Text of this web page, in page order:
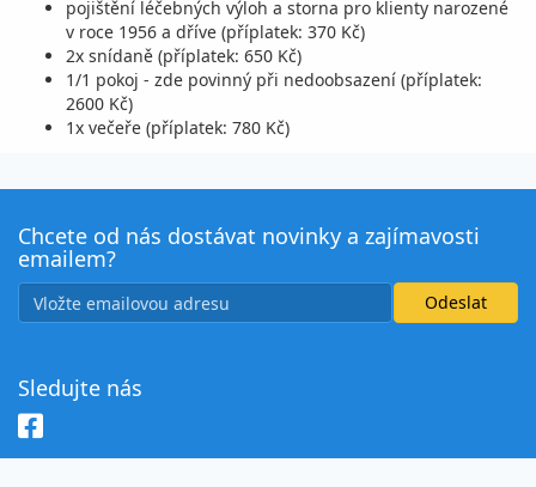
pojištění léčebných výloh a storna pro klienty narozené
v roce 1956 a dříve (příplatek: 370 Kč)
2x snídaně (příplatek: 650 Kč)
1/1 pokoj - zde povinný při nedoobsazení (příplatek:
2600 Kč)
1x večeře (příplatek: 780 Kč)
Chcete od nás dostávat novinky a zajímavosti
emailem?
Sledujte nás